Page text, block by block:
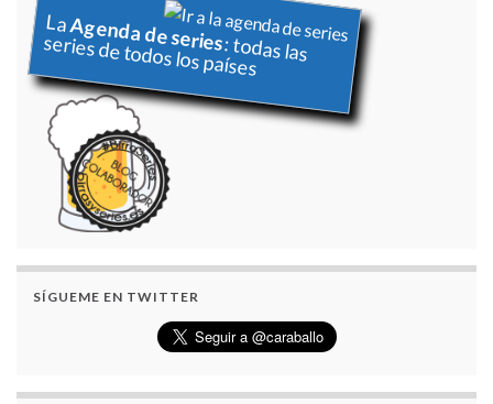
LaAgenda de series: todas las
series de todos los países
SÍGUEME EN TWITTER